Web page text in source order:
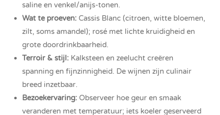
saline en venkel/anijs-tonen.
Wat te proeven: Cassis Blanc (citroen, witte bloemen,
zilt, soms amandel); rosé met lichte kruidigheid en
grote doordrinkbaarheid.
Terroir & stijl: Kalksteen en zeelucht creëren
spanning en fijnzinnigheid. De wijnen zijn culinair
breed inzetbaar.
Bezoekervaring: Observeer hoe geur en smaak
veranderen met temperatuur; iets koeler geserveerd